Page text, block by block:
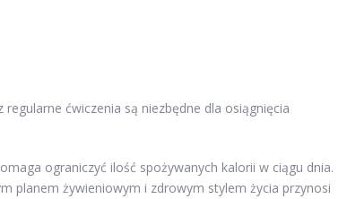
regularne ćwiczenia są niezbędne dla osiągnięcia
ograniczyć ilość spożywanych kalorii w ciągu dnia.
planem żywieniowym i zdrowym stylem życia przynosi